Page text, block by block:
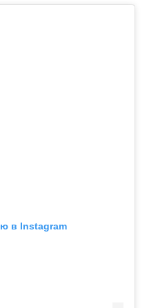
в Instagram